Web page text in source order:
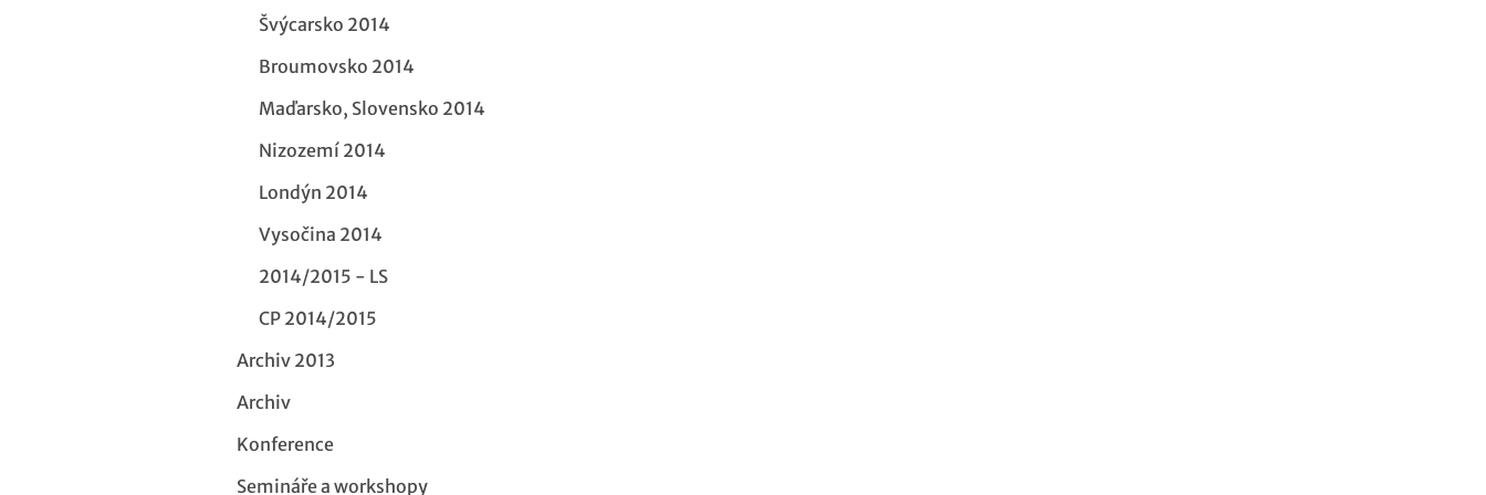
Švýcarsko 2014
Broumovsko 2014
Maďarsko, Slovensko 2014
Nizozemí 2014
Londýn 2014
Vysočina 2014
2014/2015 - LS
CP 2014/2015
Archiv 2013
Archiv
Konference
Semináře a workshopy